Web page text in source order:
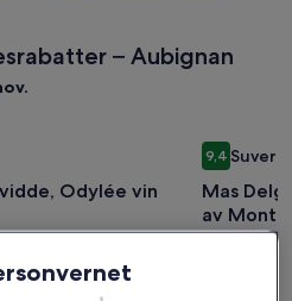
– Aubignan
Odylée vin
Odylée vin eiendom
for
Mas
9,49,4 av 10,
Mas
av Mont
Mas